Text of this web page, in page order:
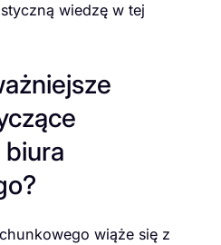
wiedzę w tej
wiąże się z